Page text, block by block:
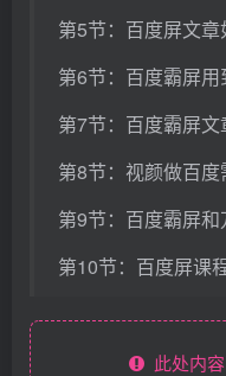
第5节：百度屏文
第6节：百度霸屏
第7节：百度霸屏
第8节：视颜做百
第9节：百度霸屏
第10节：百度屏课
此处内容